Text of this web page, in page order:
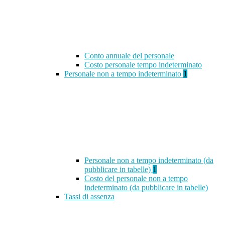
Conto annuale del personale
Costo personale tempo indeterminato
Personale non a tempo indeterminato 1
Personale non a tempo indeterminato (da
pubblicare in tabelle) 1
Costo del personale non a tempo
indeterminato (da pubblicare in tabelle)
Tassi di assenza